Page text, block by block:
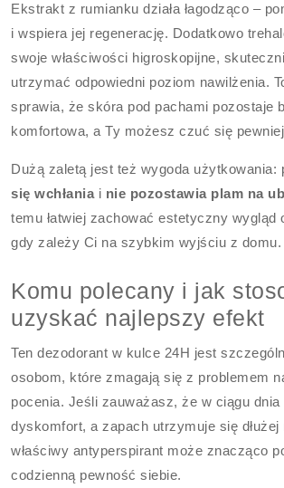
Ekstrakt z rumianku działa łagodząco –
i wspiera jej regenerację. Dodatkowo
swoje właściwości higroskopijne,
utrzymać odpowiedni poziom nawilżenia.
sprawia, że skóra pod pachami pozostaje
komfortowa, a Ty możesz czuć się
Dużą zaletą jest też wygoda użytkowania:
się wchłania i nie pozostawia plam na
temu łatwiej zachować estetyczny wygląd
gdy zależy Ci na szybkim wyjściu z domu.
Komu polecany i jak
uzyskać najlepszy efekt
Ten dezodorant w kulce 24H jest
osobom, które zmagają się z problemem
pocenia. Jeśli zauważasz, że w ciągu dnia
dyskomfort, a zapach utrzymuje się dłużej
właściwy antyperspirant może znacząco
codzienną pewność siebie.